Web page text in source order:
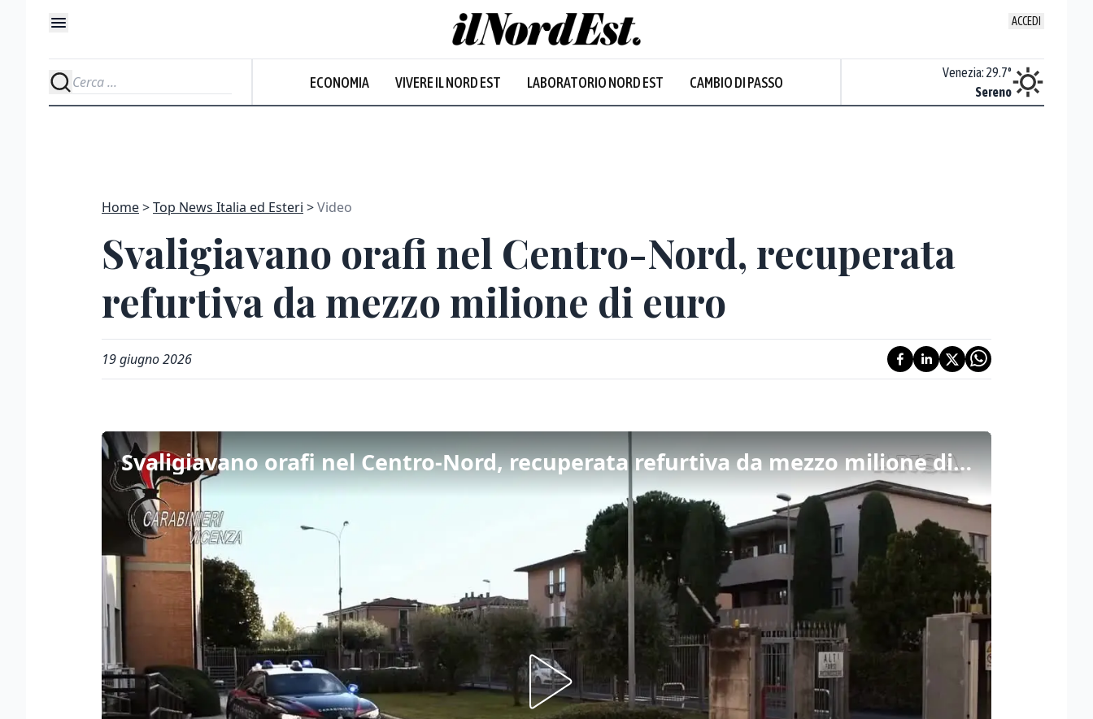
ACCEDI
ECONOMIA VIVERE IL NORD EST LABORATORIO NORD EST CAMBIO DI PASSO
Nuvoloso
Venezia: 29.7°
Sereno
Home Top News Italia ed Esteri Video
Svaligiavano orafi nel Centro-Nord, recuperata
refurtiva da mezzo milione di euro
19 giugno 2026
Svaligiavano orafi nel Centro-Nord, recuperata refurtiva da mezzo milione di euro